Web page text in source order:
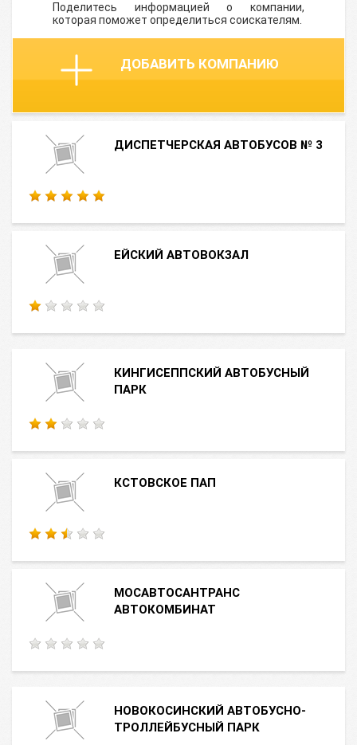
Поделитесь информацией о компании,
которая поможет определиться соискателям.
ДОБАВИТЬ КОМПАНИЮ
ДИСПЕТЧЕРСКАЯ АВТОБУСОВ № 3
ЕЙСКИЙ АВТОВОКЗАЛ
КИНГИСЕППСКИЙ АВТОБУСНЫЙ
ПАРК
КСТОВСКОЕ ПАП
МОСАВТОСАНТРАНС
АВТОКОМБИНАТ
НОВОКОСИНСКИЙ АВТОБУСНО-
ТРОЛЛЕЙБУСНЫЙ ПАРК